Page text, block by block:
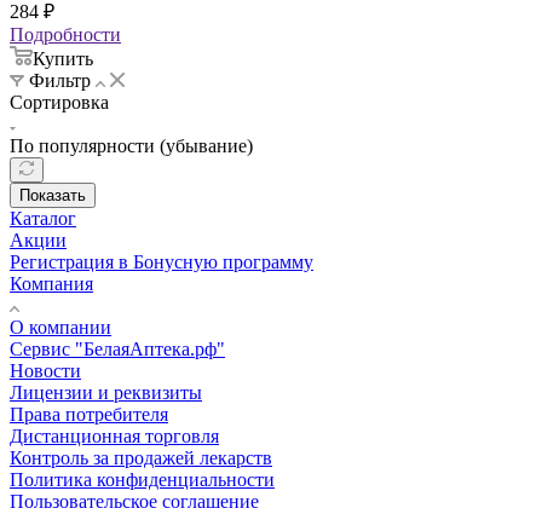
284 ₽
Подробности
Купить
Фильтр
Сортировка
По популярности (убывание)
Показать
Каталог
Акции
Регистрация в Бонусную программу
Компания
О компании
Сервис "БелаяАптека.рф"
Новости
Лицензии и реквизиты
Права потребителя
Дистанционная торговля
Контроль за продажей лекарств
Политика конфиденциальности
Пользовательское соглашение